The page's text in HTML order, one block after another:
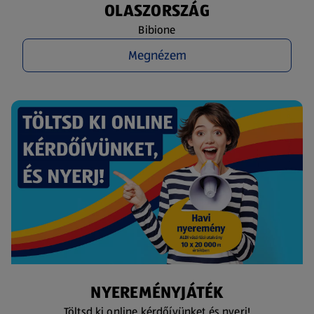
OLASZORSZÁG
Bibione
Megnézem
NYEREMÉNYJÁTÉK